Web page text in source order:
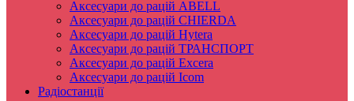
Аксесуари до рацій ABELL
Аксесуари до рацій CHIERDA
Аксесуари до рацій Hytera
Аксесуари до рацій ТРАНСПОРТ
Аксесуари до рацій Excera
Аксесуари до рацій Icom
Радіостанції